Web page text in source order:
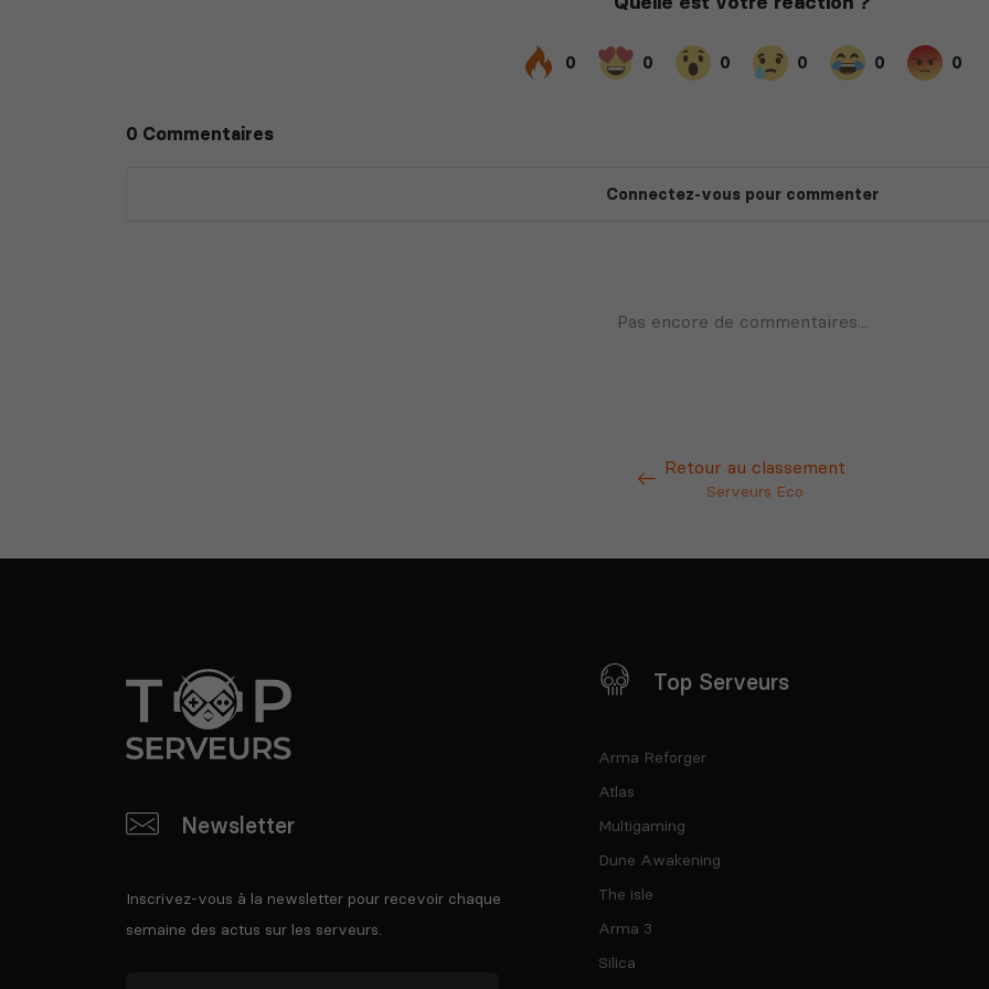
Retour au classement
Serveurs Eco
Newsletter
Inscrivez-vous à la newsletter pour recevoir chaque
semaine des actus sur les serveurs.
Top Serveurs
Arma Reforger
Atlas
Multigaming
Dune Awakening
The isle
Arma 3
Silica